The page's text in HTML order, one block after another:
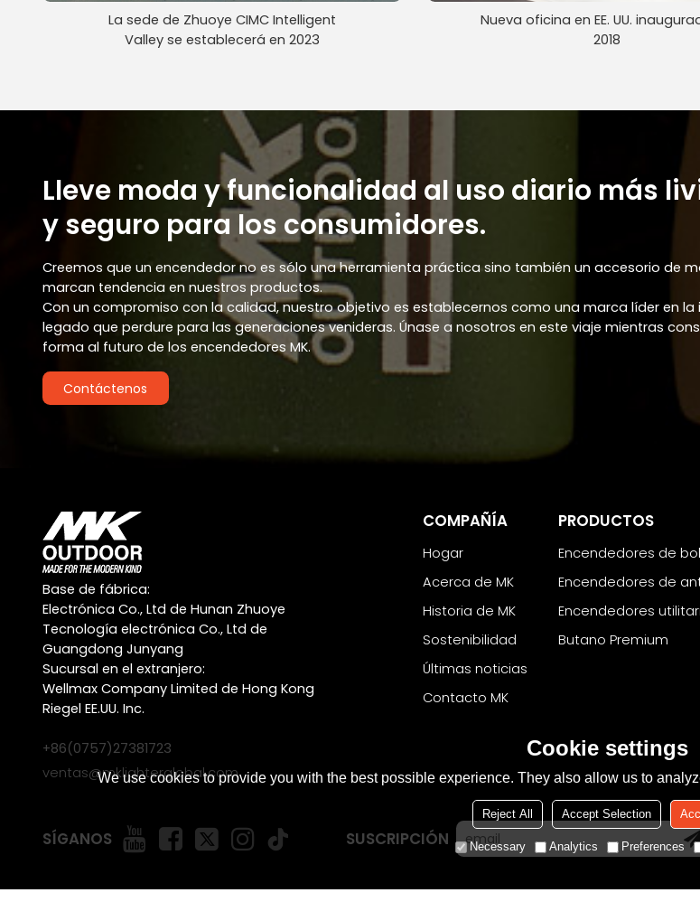
La sede de Zhuoye CIMC Intelligent
Valley se establecerá en 2023
Nueva oficina en EE. UU.
2018
Lleve moda y funcionalidad al uso diario más
y seguro para los consumidores.
Creemos que un encendedor no es sólo una herramienta práctica sino también un accesorio de
marcan tendencia en nuestros productos.
Con un compromiso con la calidad, nuestro objetivo es establecernos como una marca líder en
legado que perdure para las generaciones venideras. Únase a nosotros en este viaje mientras
forma al futuro de los encendedores MK.
Contáctenos
Base de fábrica:
Electrónica Co., Ltd de Hunan Zhuoye
Tecnología electrónica Co., Ltd de
Guangdong Junyang
Sucursal en el extranjero:
Wellmax Company Limited de Hong Kong
Riegel EE.UU. Inc.
+86(0757)27381723
ventas@mklighterglobal.com
COMPAÑÍA
Hogar
Acerca de MK
Historia de MK
Sostenibilidad
Últimas noticias
Contacto MK
PRODUCTOS
Encendedores de
Encendedores de
Encendedores
Butano Premium
SÍGANOS SUSCRIPCIÓN
Cookie settings
We use cookies to provide you with the best possible experience. They also allow us to
Reject All Accept Selection
Necessary Analytics Preferences